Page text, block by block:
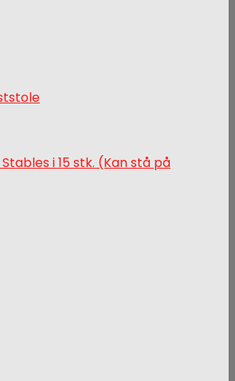
i 15 stk. (Kan stå på